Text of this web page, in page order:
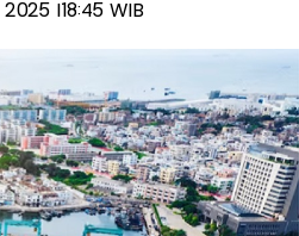
|18:45 WIB